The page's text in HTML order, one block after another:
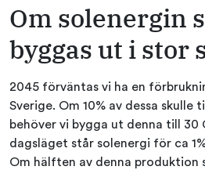
Om solenergin
byggas ut i stor
2045 förväntas vi ha en
Sverige. Om 10% av dessa skulle
behöver vi bygga ut denna till 30
dagsläget står solenergi för ca
Om hälften av denna produktion